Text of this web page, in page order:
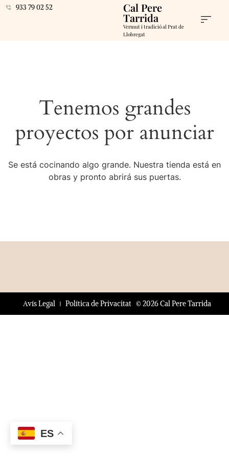
933 79 02 52 Cal Pere
Tarrida
Vermut i tradició al Prat de
Llobregat
Tenemos grandes
proyectos por anunciar
Se está cocinando algo grande. Nuestra tienda está en
obras y pronto abrirá sus puertas.
© 2026 Cal Pere Tarrida
Avís Legal Política de Privacitat
ES